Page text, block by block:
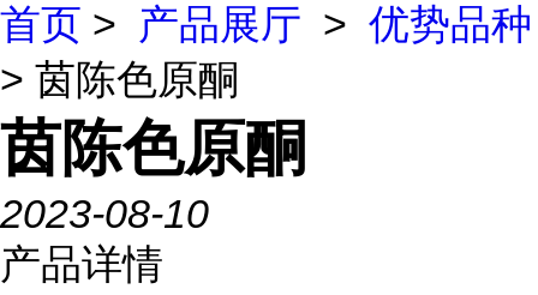
首页 > 产品展厅 > 优势品种
> 茵陈色原酮
茵陈色原酮
2023-08-10
产品详情